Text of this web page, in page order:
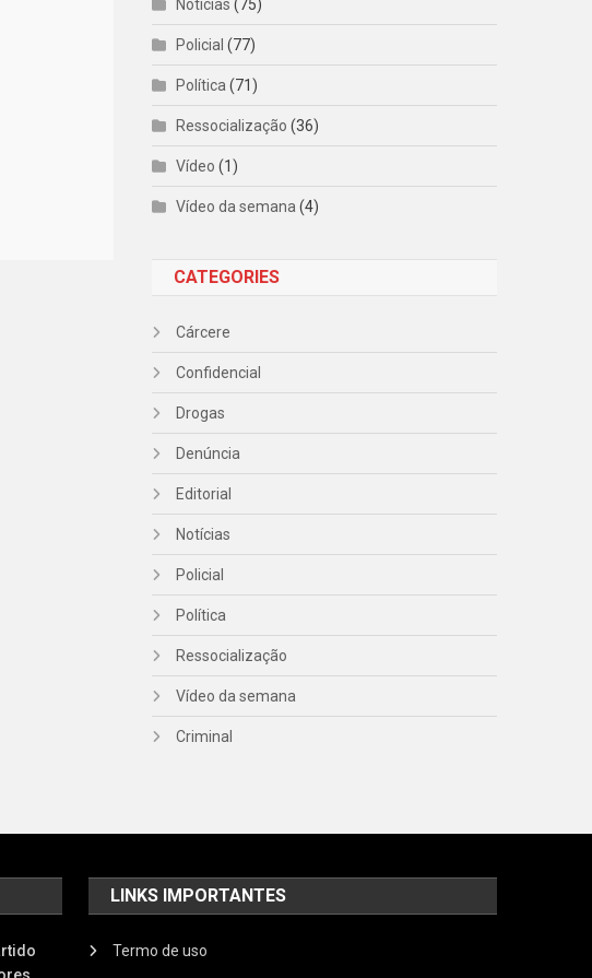
Notícias (75)
Policial (77)
Política (71)
Ressocialização (36)
Vídeo (1)
Vídeo da semana (4)
CATEGORIES
Cárcere
Confidencial
Drogas
Denúncia
Editorial
Notícias
Policial
Política
Ressocialização
Vídeo da semana
Criminal
LINKS IMPORTANTES
Termo de uso